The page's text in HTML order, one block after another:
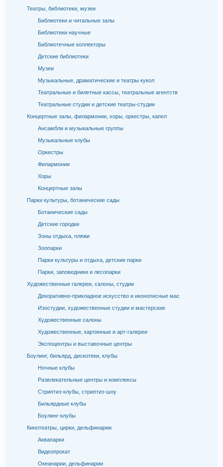
Театры, библиотеки, музеи
Библиотеки и читальные залы
Библиотеки научные
Библиотечные коллекторы
Детские библиотеки
Музеи
Музыкальные, драматические и театры кукол
Театральные и билетные кассы, театральные агентств
Театральные студии и детские театры-студии
Концертные залы, филармонии, хоры, оркестры, капел
Ансамбли и музыкальные группы
Музыкальные клубы
Оркестры
Филармонии
Хоры
Концертные залы
Парки культуры, ботанические сады
Ботанические сады
Детские городки
Зоны отдыха, пляжи
Зоопарки
Парки культуры и отдыха, детские парки
Парки, заповедники и лесопарки
Художественные галереи, салоны, студии
Декоративно-прикладное искусство и иконописные мас
Изостудии, художественные студии и мастерские
Художественные салоны
Художественные, картинные и арт-галереи
Экспоцентры и выставочные центры
Боулинг, бильярд, дискотеки, клубы
Ночные клубы
Развлекательные центры и комплексы
Стриптиз-клубы, стриптиз-шоу
Бильярдные клубы
Боулинг-клубы
Кинотеатры, цирки, дельфинарии
Аквапарки
Видеопрокат
Океанарии, дельфинарии